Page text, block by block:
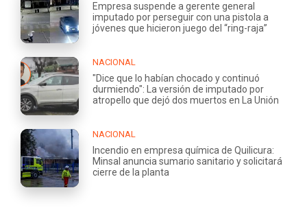
Empresa suspende a gerente general
imputado por perseguir con una pistola a
jóvenes que hicieron juego del “ring-raja”
NACIONAL
"Dice que lo habían chocado y continuó
durmiendo": La versión de imputado por
atropello que dejó dos muertos en La Unión
NACIONAL
Incendio en empresa química de Quilicura:
Minsal anuncia sumario sanitario y solicitará
cierre de la planta